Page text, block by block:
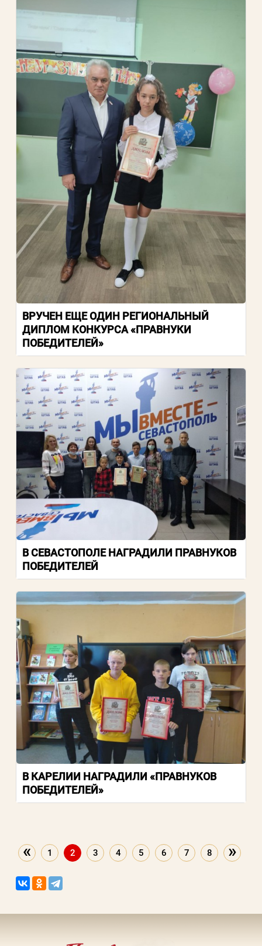
ВРУЧЕН ЕЩЕ ОДИН РЕГИОНАЛЬНЫЙ
ДИПЛОМ КОНКУРСА «ПРАВНУКИ
ПОБЕДИТЕЛЕЙ»
В СЕВАСТОПОЛЕ НАГРАДИЛИ ПРАВНУКОВ
ПОБЕДИТЕЛЕЙ
В КАРЕЛИИ НАГРАДИЛИ «ПРАВНУКОВ
ПОБЕДИТЕЛЕЙ»
« 1 2 3 4 5 6 7 8 »